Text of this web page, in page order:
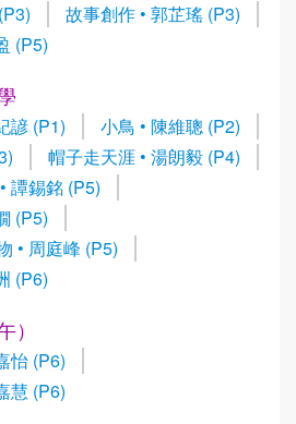
故事創作 • 郭芷瑤 (P3)
(P5)
諺 (P1)
小鳥 • 陳維聰 (P2)
帽子走天涯 • 湯朗毅 (P4)
譚錫銘 (P5)
(P5)
• 周庭峰 (P5)
(P6)
）
怡 (P6)
慧 (P6)